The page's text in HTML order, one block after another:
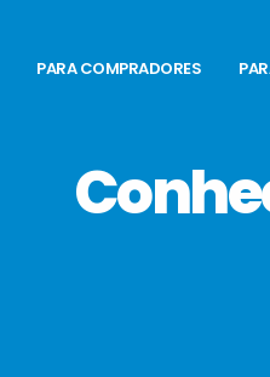
PARA COMPRADORES